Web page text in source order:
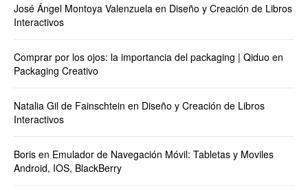
José Ángel Montoya Valenzuela en Diseño y Creación de Libros
Interactivos
Comprar por los ojos: la importancia del packaging | Qiduo en
Packaging Creativo
Natalia Gil de Fainschtein en Diseño y Creación de Libros
Interactivos
Boris en Emulador de Navegación Móvil: Tabletas y Moviles
Android, IOS, BlackBerry